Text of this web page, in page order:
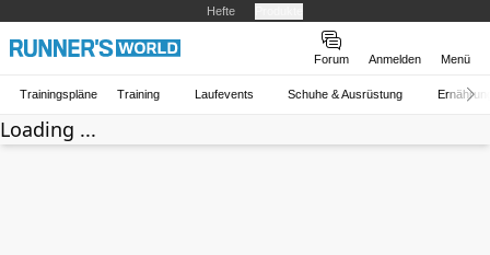
Hefte
Forum Anmelden Menü
Trainingspläne Training Laufevents Schuhe & Ausrüstung
Loading ...